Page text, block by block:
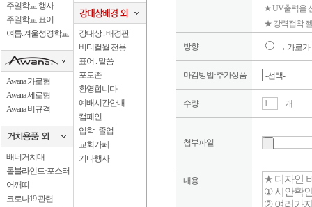
주일학교 행사
주일학교 표어
여름.겨울성경학교
Awana 가로형
Awana 세로형
Awana 비규격
배너거치대
롤블라인드·포스터
어깨띠
코로나19 관련
강대상 . 배경판
버티컬월 전용
표어 . 말씀
포토존
환영합니다
예배시간안내
캠페인
입학 . 졸업
교회카페
기타행사
★ UV출력을
★ 강력접착
방향 → 가로가
마감방법·추가상품
수량 개
첨부파일
내용